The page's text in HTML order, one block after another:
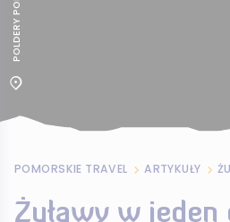
POMORSKIE TRAVEL ARTYKUŁY
Żuławy w